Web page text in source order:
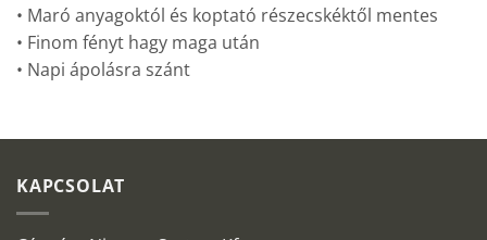
• Maró anyagoktól és koptató részecskéktől mentes
• Finom fényt hagy maga után
• Napi ápolásra szánt
KAPCSOLAT